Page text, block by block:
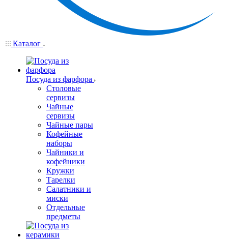
Каталог
Посуда из фарфора
Столовые
сервизы
Чайные
сервизы
Чайные пары
Кофейные
наборы
Чайники и
кофейники
Кружки
Тарелки
Салатники и
миски
Отдельные
предметы